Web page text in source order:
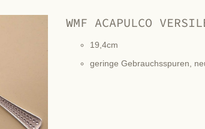
WMF ACAPULCO
19,4cm
geringe Gebrauchsspuren,